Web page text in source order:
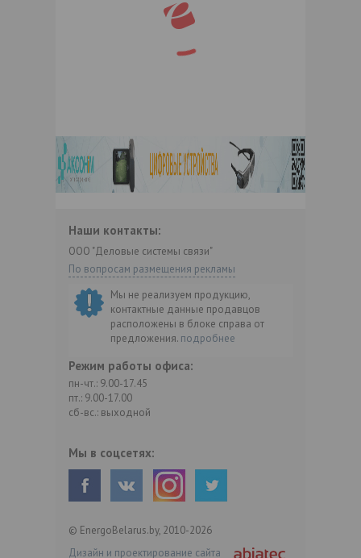
Наши контакты:
ООО "Деловые системы связи"
По вопросам размещения рекламы
Мы не реализуем продукцию,
контактные данные продавцов
расположены в блоке справа от
предложения. подробнее
Режим работы офиса:
пн-чт.: 9.00-17.45
пт.: 9.00-17.00
сб-вс.: выходной
Мы в соцсетях:
© EnergoBelarus.by, 2010-2026
Дизайн и проектирование сайта